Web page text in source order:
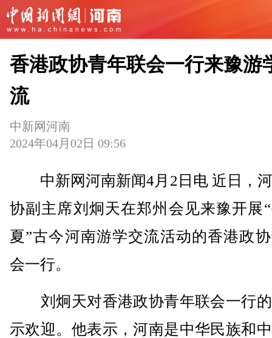
香港政协青年联会一行来豫游
流
中新网河南
2024年04月02日 09:56
中新网河南新闻4月2日电 近日，
协副主席刘炯天在郑州会见来豫开展
夏”古今河南游学交流活动的香港政
会一行。
刘炯天对香港政协青年联会一行
示欢迎。他表示，河南是中华民族和